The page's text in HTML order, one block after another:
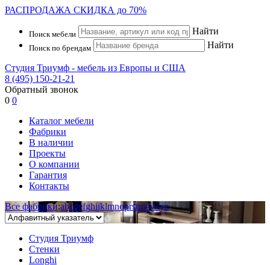
РАСПРОДАЖА СКИДКА до 70%
Поиск мебели Найти
Поиск по брендам Найти
Студия Триумф - мебель из Европы и США
8 (495) 150-21-21
Обратный звонок
0 0
Каталог мебели
Фабрики
В наличии
Проекты
О компании
Гарантия
Контакты
Все фабрики:abcdefghijklmnoprstuvwxyz
Студия Триумф
Стенки
Longhi